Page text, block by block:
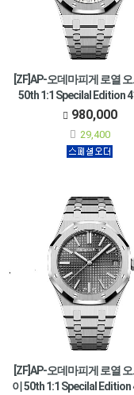
[ZF]AP-오데마피게 로열
50th 1:1 Specilal Edition
980,000
29,400
[ZF]AP-오데마피게 로열
이 50th 1:1 Specilal Edition